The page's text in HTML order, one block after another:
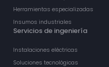
Herramientas especializadas
Insumos industriales
Servicios de ingeniería
Instalaciones eléctricas
Soluciones tecnológicas